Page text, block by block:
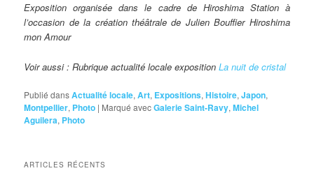
Exposition organisée dans le cadre de Hiroshima Station à
l’occasion de la création théâtrale de Julien Bouffier Hiroshima
mon Amour
Voir aussi : Rubrique actualité locale expositionLa nuit de cristal
Publié dansActualité locale,Art, Expositions,Histoire,Japon,
Montpellier, Photo | Marqué avecGalerie Saint-Ravy,Michel
Aguilera, Photo
ARTICLES RÉCENTS